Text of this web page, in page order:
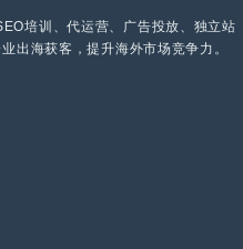
培训、代运营、广告投放、独立站
出海获客，提升海外市场竞争力。